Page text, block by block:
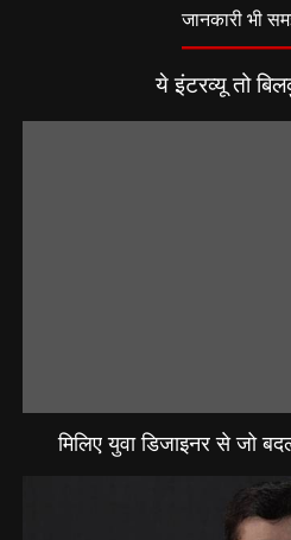
जानकारी भी
ये इंटरव्यू तो
मिलिए युवा डिजाइनर से जो